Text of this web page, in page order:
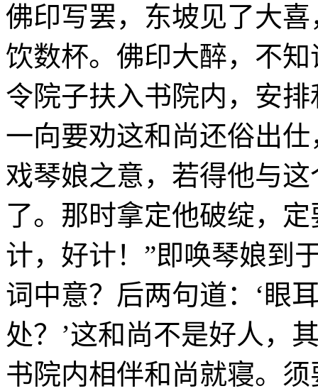
佛印写罢，东坡见了大
饮数杯。佛印大醉，不
令院子扶入书院内，安
一向要劝这和尚还俗出
戏琴娘之意，若得他与
了。那时拿定他破绽，
计，好计！”即唤琴娘到
词中意？后两句道：‘眼
处？’这和尚不是好人，
书院内相伴和尚就寝。